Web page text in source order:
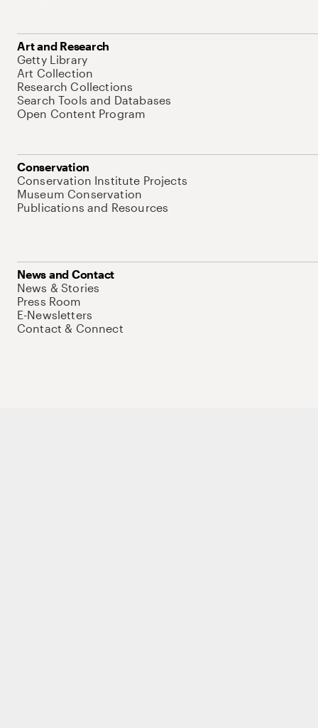
Art and Research
Getty Library
Art Collection
Research Collections
Search Tools and Databases
Open Content Program
Conservation
Conservation Institute Projects
Museum Conservation
Publications and Resources
News and Contact
News & Stories
Press Room
E-Newsletters
Contact & Connect